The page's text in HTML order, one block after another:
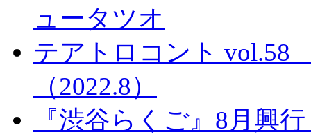
ュータツオ
テアトロコント
（2022.8）
『渋谷らくご』8月興